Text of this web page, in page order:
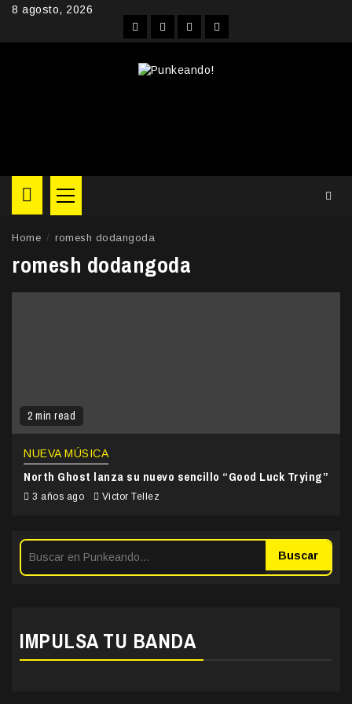
Skip8 agosto, 2026
FacebookInstagram
YouTubeTwitter
Primary
Menu
Home romesh dodangoda
romesh dodangoda
2 min read
NUEVA MÚSICA
North Ghost lanza su nuevo sencillo “Good Luck Trying”
3 años ago Victor Tellez
Buscar
IMPULSA TU BANDA